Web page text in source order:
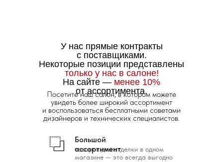
товаров для отделки в одном
магазине — это всегда выгодно
Большой
ассортимент
У нас прямые контракты
с поставщиками.
Некоторые позиции представлены
только у нас в салоне!
На сайте — менее 10%
от ассортимента.
Посетите наш салон, в котором можете
увидеть более широкий ассортимент
и воспользоваться бесплатными советами
дизайнеров и технических специалистов.